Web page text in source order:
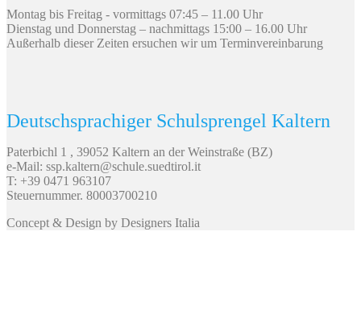
Montag bis Freitag - vormittags 07:45 – 11.00 Uhr
Dienstag und Donnerstag – nachmittags 15:00 – 16.00 Uhr
Außerhalb dieser Zeiten ersuchen wir um Terminvereinbarung
Deutschsprachiger Schulsprengel Kaltern
Paterbichl 1 , 39052 Kaltern an der Weinstraße (BZ)
e-Mail: ssp.kaltern@schule.suedtirol.it
T: +39 0471 963107
Steuernummer. 80003700210
Concept & Design by Designers Italia